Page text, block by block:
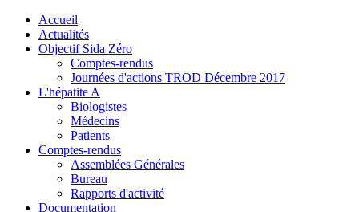
Accueil
Actualités
Objectif Sida Zéro
Comptes-rendus
Journées d'actions TROD Décembre 2017
L'hépatite A
Biologistes
Médecins
Patients
Comptes-rendus
Assemblées Générales
Bureau
Rapports d'activité
Documentation
précédente
précédent
suivante
suivant